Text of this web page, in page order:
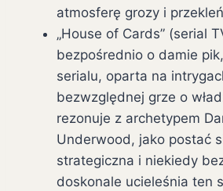
atmosferę grozy i
„House of Cards” (serial
bezpośrednio o damie
serialu, oparta na
bezwzględnej grze o
rezonuje z archetypem
Underwood, jako postać
strategiczna i niekiedy
doskonale ucieleśnia ten